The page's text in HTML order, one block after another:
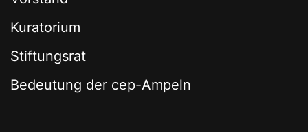
Kuratorium
Stiftungsrat
Bedeutung der cep-Ampeln